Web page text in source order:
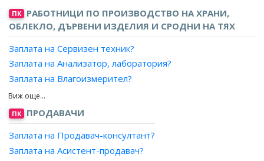
Заплата на Специалист, телефон на зрителя?
Заплата на Информатор, пътническо обслужване?
ПК РАБОТНИЦИ ПО ПРОИЗВОДСТВО НА ХРАНИ,
ОБЛЕКЛО, ДЪРВЕНИ ИЗДЕЛИЯ И СРОДНИ НА ТЯХ
Заплата на Сервизен техник?
Заплата на Анализатор, лаборатория?
Заплата на Влагоизмерител?
Заплата на Измервач, феритни и магнитни изделия?
Заплата на Изчислител, грешки и отчетник?
Заплата на Лаборант?
Заплата на Пробовземач?
Заплата на Рентгенометрист?
ПК ПРОДАВАЧИ
Заплата на Продавач-консултант?
Заплата на Асистент-продавач?